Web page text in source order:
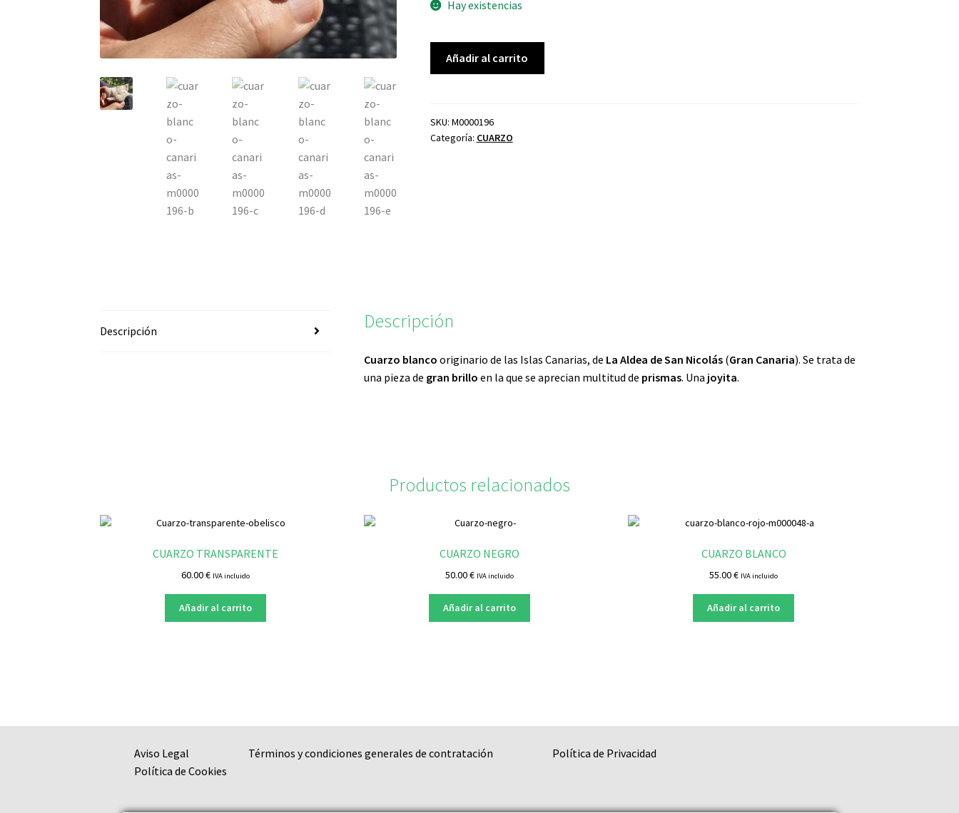
Hay existencias
Añadir al carrito
SKU: M0000196
Categoría: CUARZO
Descripción Descripción
Cuarzo blanco originario de las Islas Canarias, de La Aldea de San Nicolás (Gran Canaria). Se trata de
una pieza de gran brillo en la que se aprecian multitud de prismas. Una joyita.
Productos relacionados
CUARZO TRANSPARENTE
60.00€ IVA incluido
Añadir al carrito
CUARZO NEGRO
50.00€ IVA incluido
Añadir al carrito
CUARZO BLANCO
55.00€ IVA incluido
Añadir al carrito
Aviso Legal Términos y condiciones generales de contratación
Política de Privacidad
Política de Cookies